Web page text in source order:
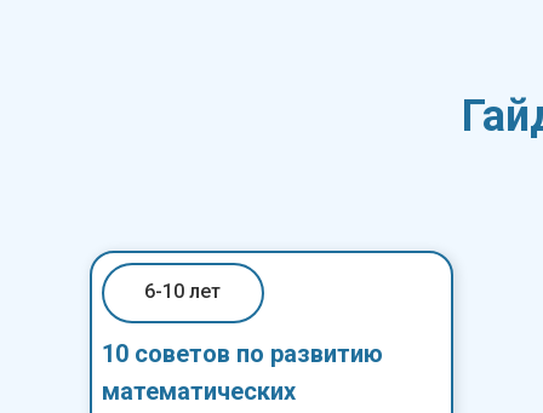
10 советов по развитию
математических
6-10 лет